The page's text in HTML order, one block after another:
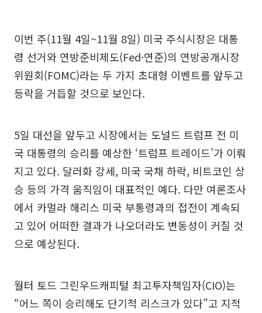
이번 주(11월 4일~11월 8일) 미국 주식시장은 대통
령 선거와 연방준비제도(Fed·연준)의 연방공개시장
위원회(FOMC)라는 두 가지 초대형 이벤트를 앞두고
등락을 거듭할 것으로 보인다.
5일 대선을 앞두고 시장에서는 도널드 트럼프 전 미
국 대통령의 승리를 예상한 ‘트럼프 트레이드’가 이뤄
지고 있다. 달러화 강세, 미국 국채 하락, 비트코인 상
승 등의 가격 움직임이 대표적인 예다. 다만 여론조사
에서 카멀라 해리스 미국 부통령과의 접전이 계속되
고 있어 어떠한 결과가 나오더라도 변동성이 커질 것
으로 예상된다.
월터 토드 그린우드캐피털 최고투자책임자(CIO)는
“어느 쪽이 승리해도 단기적 리스크가 있다”고 지적